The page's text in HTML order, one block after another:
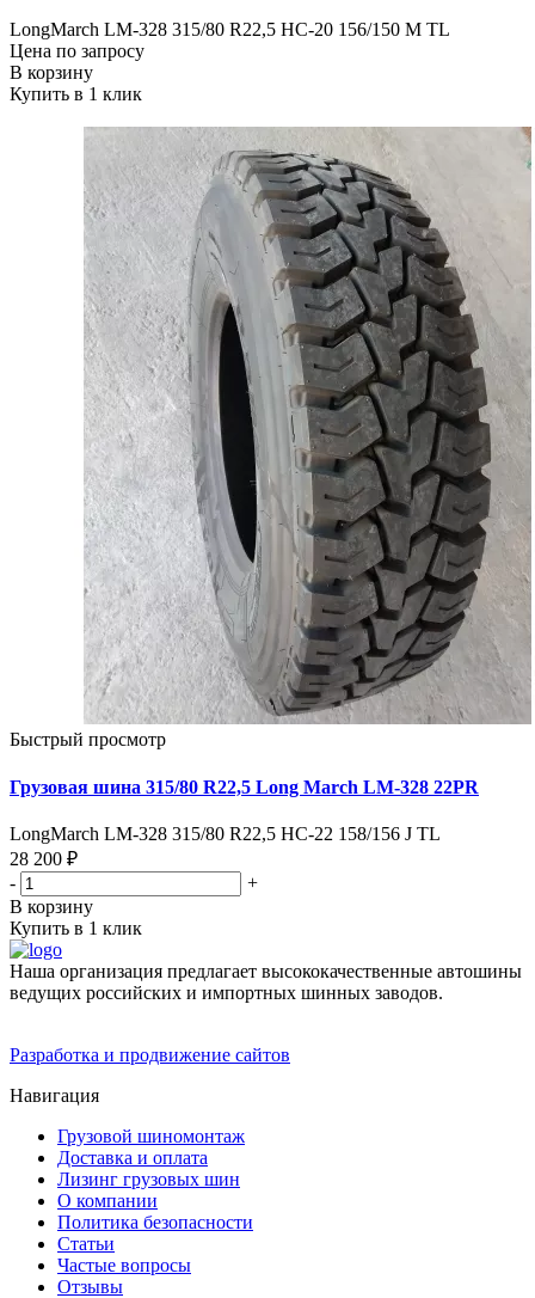
LongMarch LM-328 315/80 R22,5 НС-20 156/150 М TL
Цена по запросу
В корзину
Купить в 1 клик
Быстрый просмотр
Грузовая шина 315/80 R22,5 Long March LM-328 22PR
LongMarch LM-328 315/80 R22,5 НС-22 158/156 J TL
28 200 ₽
-
+
В корзину
Купить в 1 клик
Наша организация предлагает высококачественные автошины
ведущих российских и импортных шинных заводов.
Разработка и продвижение сайтов
Навигация
Грузовой шиномонтаж
Доставка и оплата
Лизинг грузовых шин
О компании
Политика безопасности
Статьи
Частые вопросы
Отзывы